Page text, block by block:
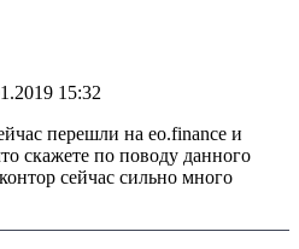
15:32
перешли на eo.finance и
скажете по поводу данного
сейчас сильно много